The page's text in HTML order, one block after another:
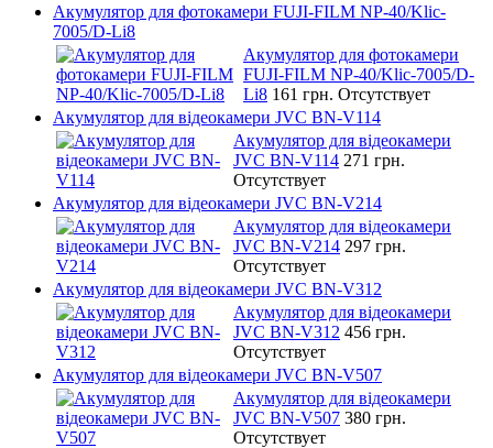
Акумулятор для фотокамери FUJI-FILM NP-40/Klic-
7005/D-Li8
Акумулятор для фотокамери
FUJI-FILM NP-40/Klic-7005/D-
Li8 161 грн. Отсутствует
Акумулятор для відеокамери JVC BN-V114
Акумулятор для відеокамери
JVC BN-V114 271 грн.
Отсутствует
Акумулятор для відеокамери JVC BN-V214
Акумулятор для відеокамери
JVC BN-V214 297 грн.
Отсутствует
Акумулятор для відеокамери JVC BN-V312
Акумулятор для відеокамери
JVC BN-V312 456 грн.
Отсутствует
Акумулятор для відеокамери JVC BN-V507
Акумулятор для відеокамери
JVC BN-V507 380 грн.
Отсутствует